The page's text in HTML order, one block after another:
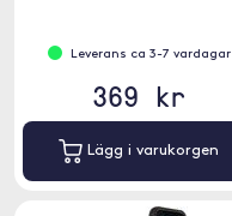
Leverans ca 3-7 vardagar
369 kr
Lägg i varukorgen